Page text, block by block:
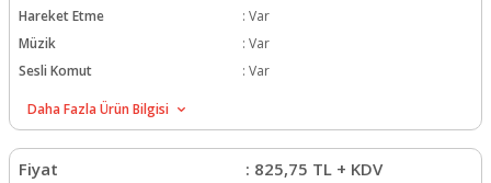
Hareket Etme
: Var
Müzik
: Var
Sesli Komut
: Var
Daha Fazla Ürün Bilgisi
Fiyat : 825,75 TL + KDV